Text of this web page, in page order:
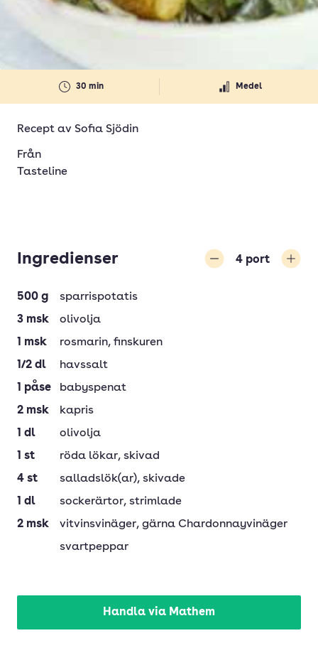
30 min Medel
Recept av Sofia Sjödin
Från
Tasteline
Ingredienser 4 port
500 g
sparrispotatis
3 msk
olivolja
1 msk rosmarin, finskuren
1/2 dl
havssalt
1 påse
babyspenat
2 msk
kapris
1 dl
olivolja
1 st röda lökar, skivad
4 st salladslök(ar), skivade
1 dl sockerärtor, strimlade
2 msk vitvinsvinäger, gärna Chardonnayvinäger
svartpeppar
Handla via Mathem